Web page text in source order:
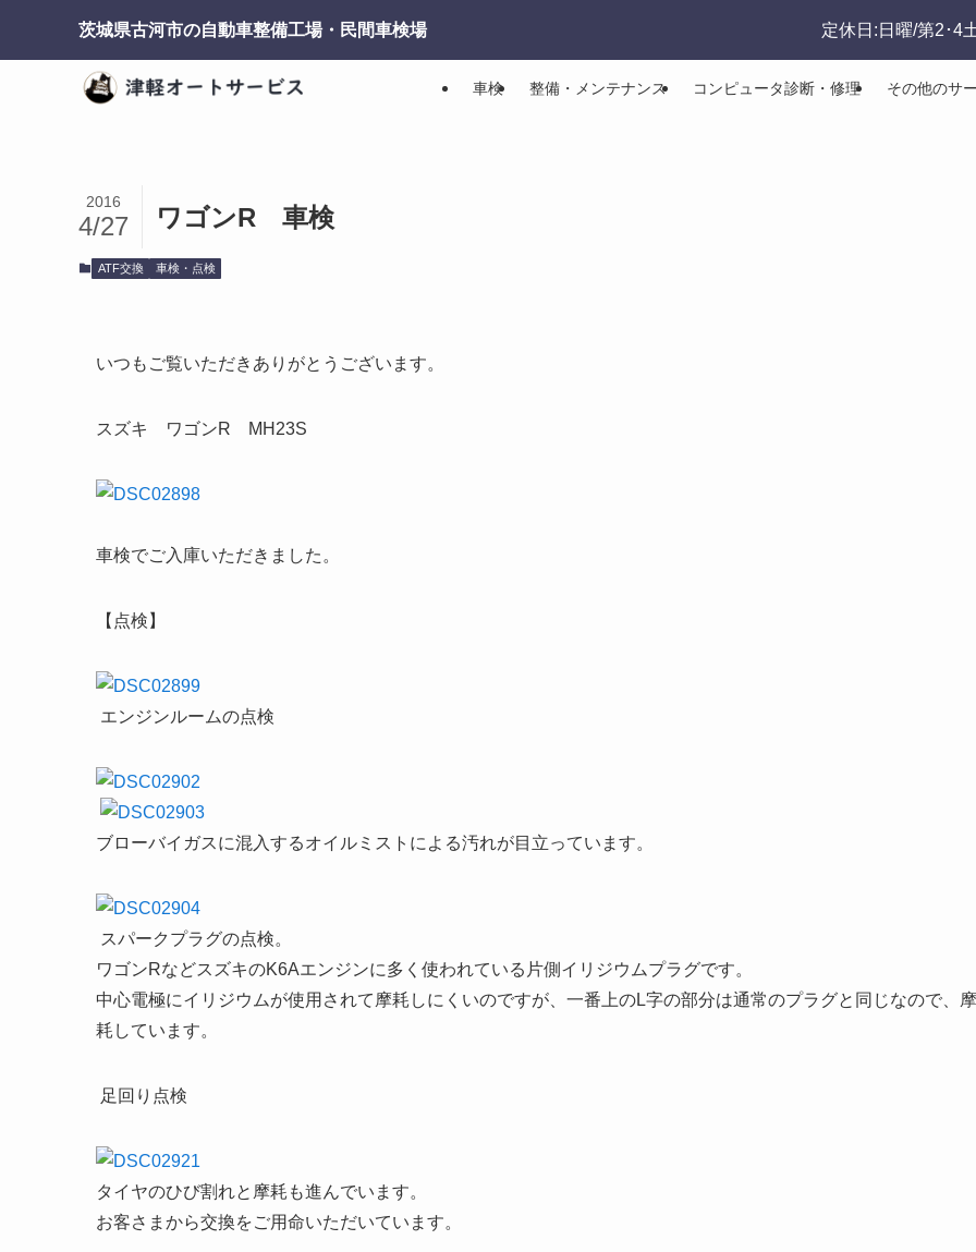
茨城県古河市の自動車整備工場・民間車検場 定休日:日曜/第2･4
車検 整備・メンテナンス コンピュータ診断・修理 その他のサ
ワゴンR 車検
2016
4/27
ATF交換 車検・点検
いつもご覧いただきありがとうございます。
スズキ ワゴンR MH23S
車検でご入庫いただきました。
【点検】
エンジンルームの点検
ブローバイガスに混入するオイルミストによる汚れが目立っています。
スパークプラグの点検。
ワゴンRなどスズキのK6Aエンジンに多く使われている片側イリジウムプラグです。
中心電極にイリジウムが使用されて摩耗しにくいのですが、一番上のL字の部分は通常のプラグと同じなので、摩
耗しています。
足回り点検
タイヤのひび割れと摩耗も進んでいます。
お客さまから交換をご用命いただいています。